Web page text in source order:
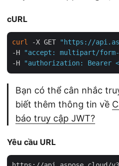
cURL
curl -X GET
"https://
-H
"accept: multipart/
-H
"authorization: Bearer
Bạn có thể cân nhắc
biết thêm thông tin về
báo truy cập JWT?
Yêu cầu URL